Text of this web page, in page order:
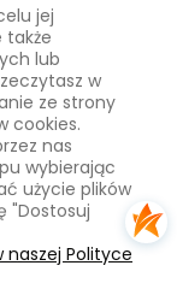
jej
także
lub
w
ze strony
cookies.
nas
wybierając
użycie plików
"Dostosuj
naszej Polityce